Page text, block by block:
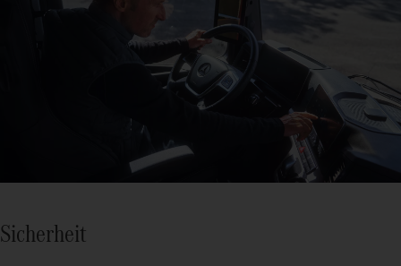
Sicherheit